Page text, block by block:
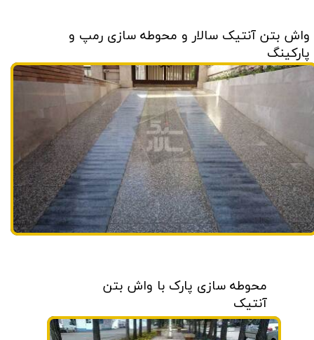
واش بتن آنتیک سالار و محوطه سازی رمپ و
پارکینگ
محوطه سازی پارک با واش بتن
آنتیک